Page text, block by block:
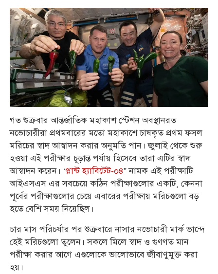
গত শুক্রবার আন্তর্জাতিক মহাকাশ স্টেশন অবস্থানরত
নভোচারীরা প্রথমবারের মতো মহাকাশে চাষকৃত প্রথম ফসল
মরিচের স্বাদ আস্বাদন করার অনুমতি পান। জুলাই থেকে শুরু
হওয়া এই পরীক্ষার চূড়ান্ত পর্যায় হিসেবে তারা এটির স্বাদ
আস্বাদন করেন। ‘প্লান্ট হ্যাবিটেট-০৪” নামক এই পরীক্ষাটি
আইএসএস এর সবচেয়ে কঠিন পরীক্ষাগুলোর একটি, কেননা
পূর্বের পরীক্ষাগুলোর চেয়ে এবারের পরীক্ষায় মরিচগুলো বড়
হতে বেশি সময় নিয়েছিল।
চার মাস পরিচর্যার পর শুক্রবারে নাসার নভোচারী মার্ক ভান্দে
হেই মরিচগুলো তুলেন। সকলে মিলে স্বাদ ও গুণগত মান
পরীক্ষা করার আগে এগুলোকে ভালোভাবে জীবাণুমুক্ত করা
হয়।